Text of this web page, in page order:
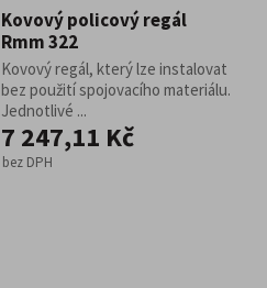
Kovový policový regál
Rmm 322
Kovový regál, který lze instalovat
bez použití spojovacího materiálu.
Jednotlivé ...
7 247,11 Kč
bez DPH